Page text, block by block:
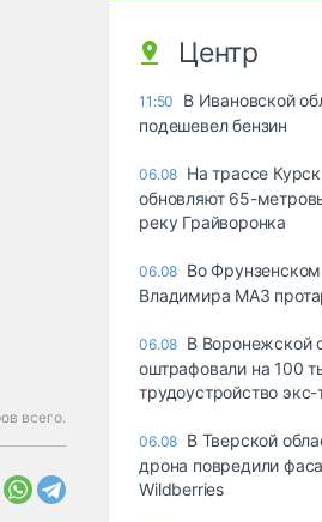
всего.
Центр
11:50
В Ивановской
подешевел бензин
06.08 На трассе
обновляют 65-
реку Грайворонка
06.08 Во
Владимира МАЗ
06.08 В Воронежской
оштрафовали на 100
трудоустройство
06.08 В Тверской
дрона повредили
Wildberries